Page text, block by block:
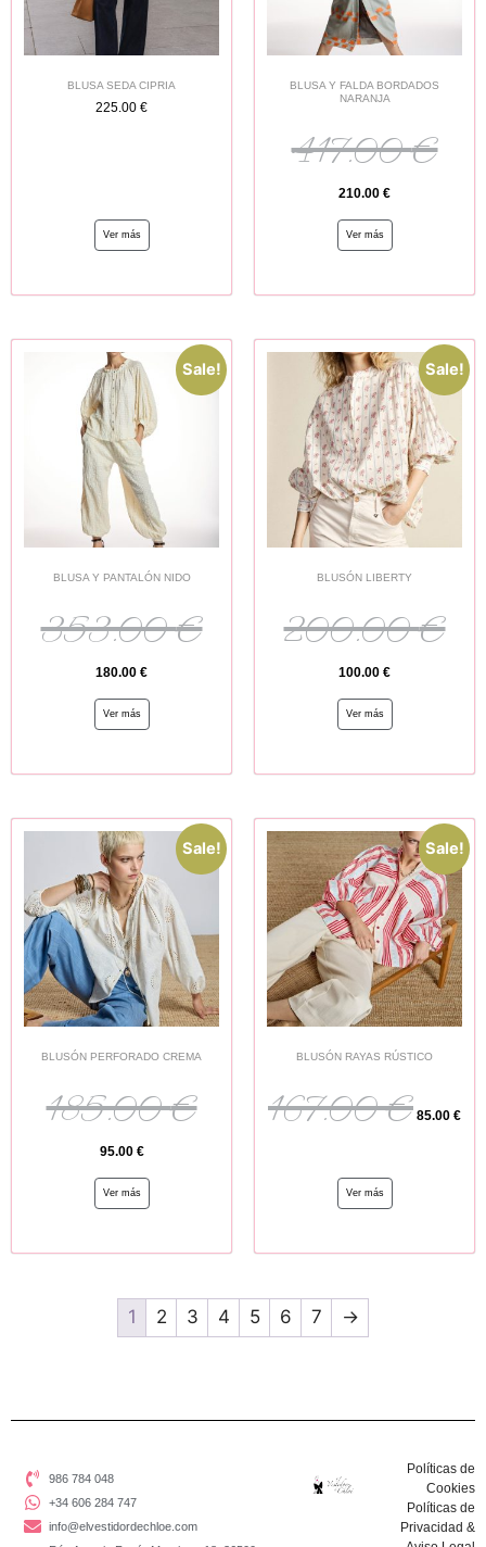
BLUSA SEDA CIPRIA
225.00 €
Ver más
BLUSA Y FALDA BORDADOS
NARANJA
417.00€
210.00 €
Ver más
Sale!
BLUSA Y PANTALÓN NIDO
353.00€
180.00 €
Ver más
Sale!
BLUSÓN LIBERTY
200.00€
100.00 €
Ver más
Sale!
BLUSÓN PERFORADO CREMA
185.00€
95.00 €
Ver más
Sale!
BLUSÓN RAYAS RÚSTICO
167.00€ 85.00 €
Ver más
1 2 3 4 5 6 7 →
986 784 048
+34 606 284 747
info@elvestidordechloe.com
Políticas de
Cookies
Políticas de
Privacidad &